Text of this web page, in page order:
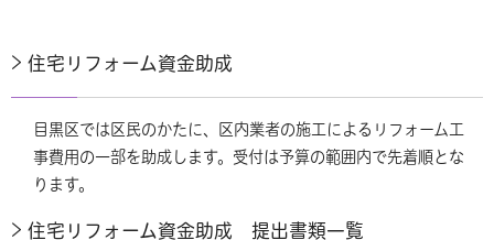
住宅リフォーム資金助成
目黒区では区民のかたに、区内業者の施工によるリフォーム工
事費用の一部を助成します。受付は予算の範囲内で先着順とな
ります。
住宅リフォーム資金助成 提出書類一覧